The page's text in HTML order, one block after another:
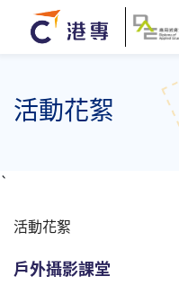
活動花絮
`
活動花絮
戶外攝影課堂